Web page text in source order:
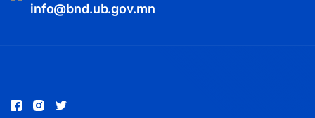
info@bnd.ub.gov.mn